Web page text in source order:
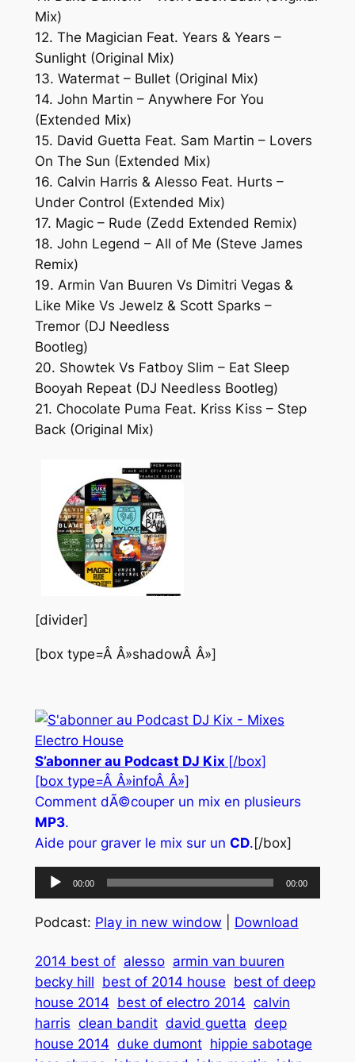
Mix)
12. The Magician Feat. Years & Years –
Sunlight (Original Mix)
13. Watermat – Bullet (Original Mix)
14. John Martin – Anywhere For You
(Extended Mix)
15. David Guetta Feat. Sam Martin – Lovers
On The Sun (Extended Mix)
16. Calvin Harris & Alesso Feat. Hurts –
Under Control (Extended Mix)
17. Magic – Rude (Zedd Extended Remix)
18. John Legend – All of Me (Steve James
Remix)
19. Armin Van Buuren Vs Dimitri Vegas &
Like Mike Vs Jewelz & Scott Sparks –
Tremor (DJ Needless
Bootleg)
20. Showtek Vs Fatboy Slim – Eat Sleep
Booyah Repeat (DJ Needless Bootleg)
21. Chocolate Puma Feat. Kriss Kiss – Step
Back (Original Mix)
[divider]
[box type=Â Â»shadowÂ Â»]
S’abonner au Podcast DJ Kix [/box]
[box type=Â Â»infoÂ Â»]
Comment dÃ©couper un mix en plusieurs
MP3.
Aide pour graver le mix sur un CD. [/box]
Lecteur
audio
00:00 00:00
Podcast: Play in new window Download
2014 best of alesso armin van buuren
becky hill best of 2014 house best of deep
house 2014 best of electro 2014 calvin
harris clean bandit david guetta deep
house 2014 duke dumont hippie sabotage